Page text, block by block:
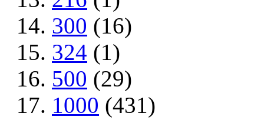
300 (16)
324 (1)
500 (29)
1000 (431)